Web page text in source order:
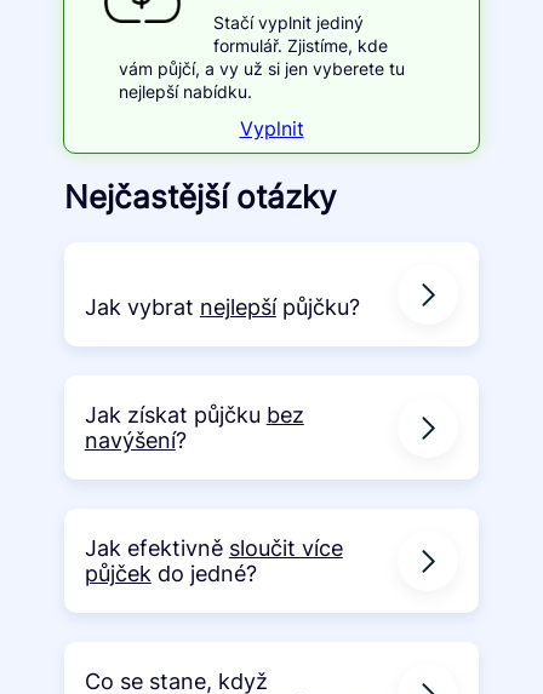
Stačí vyplnit jediný
formulář. Zjistíme, kde
vám půjčí, a vy už si jen vyberete tu
nejlepší nabídku.
Vyplnit
Nejčastější otázky
Jak vybrat nejlepšípůjčku?
Jak získat půjčku bez
navýšení?
Jak efektivně sloučit více
půjček do jedné?
Co se stane, když